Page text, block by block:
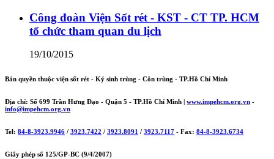
Công đoàn Viện Sốt rét - KST - CT TP. HCM
tổ chức tham quan du lịch
19/10/2015
Bản quyền thuộc viện sốt rét - Ký sinh trùng - Côn trùng - TP.Hồ Chí Minh
Địa chỉ: Số 699 Trần Hưng Đạo - Quận 5 - TP.Hồ Chí Minh | www.impehcm.org.vn -
info@impehcm.org.vn
Tel: 84-8-3923.9946 / 3923.7422 / 3923.8091 / 3923.7117 - Fax: 84-8-3923.6734
Giấy phép số 125/GP-BC (9/4/2007)